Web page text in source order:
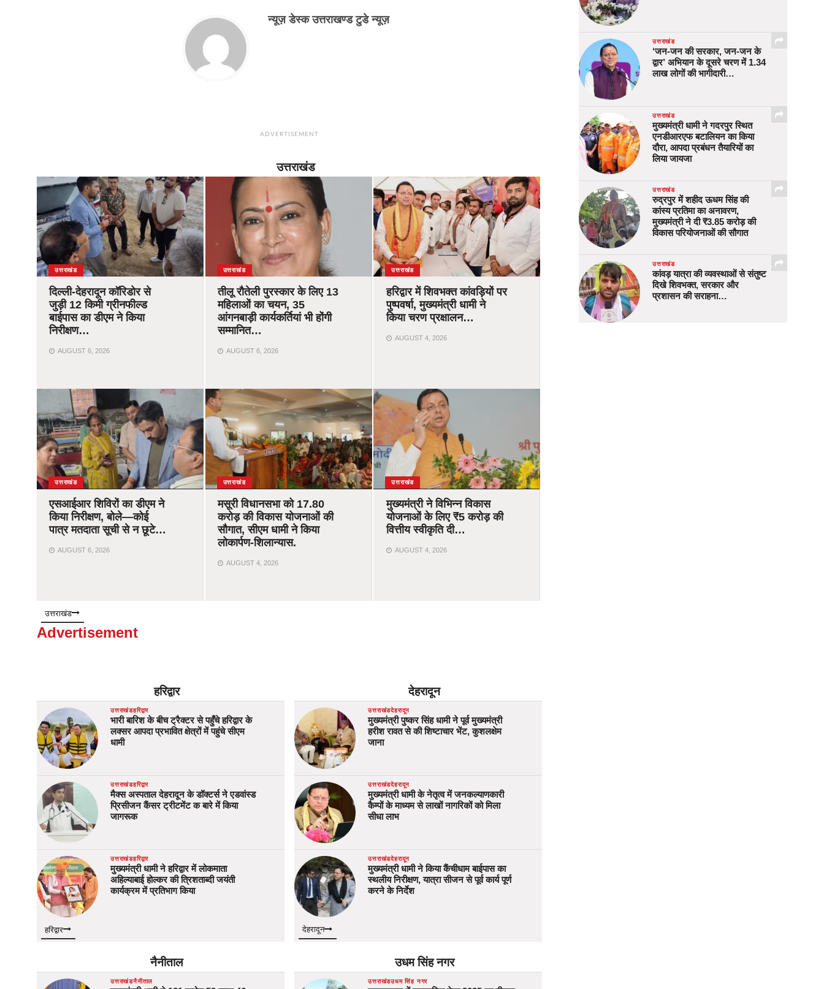
न्यूज़ डेस्क उत्तराखण्ड टुडे न्यूज़
ADVERTISEMENT
उत्तराखंड
उत्तराखंड
दिल्ली-देहरादून कॉरिडोर से
जुड़ी 12 किमी ग्रीनफील्ड
बाईपास का डीएम ने किया
निरीक्षण…
AUGUST 6, 2026
उत्तराखंड
एसआईआर शिविरों का डीएम ने
किया निरीक्षण, बोले—कोई
पात्र मतदाता सूची से न छूटे…
AUGUST 6, 2026
उत्तराखंड
तीलू रौतेली पुरस्कार के लिए 13
महिलाओं का चयन, 35
आंगनबाड़ी कार्यकर्तियां भी होंगी
सम्मानित…
AUGUST 6, 2026
उत्तराखंड
मसूरी विधानसभा को 17.80
करोड़ की विकास योजनाओं की
सौगात, सीएम धामी ने किया
लोकार्पण-शिलान्यास.
AUGUST 4, 2026
उत्तराखंड
हरिद्वार में शिवभक्त कांवड़ियों पर
पुष्पवर्षा, मुख्यमंत्री धामी ने
किया चरण प्रक्षालन…
AUGUST 4, 2026
उत्तराखंड
मुख्यमंत्री ने विभिन्न विकास
योजनाओं के लिए ₹5 करोड़ की
वित्तीय स्वीकृति दी…
AUGUST 4, 2026
उत्तराखंड
Advertisement
हरिद्वार
उत्तराखंडहरिद्वार
भारी बारिश के बीच ट्रैक्टर से पहुँचे हरिद्वार के
लक्सर आपदा प्रभावित क्षेत्रों में पहुंचे सीएम
धामी
उत्तराखंडहरिद्वार
मैक्स अस्पताल देहरादून के डॉक्टर्स ने एडवांस्ड
प्रिसीजन कैंसर ट्रीटमेंट क बारे में किया
जागरूक
उत्तराखंडहरिद्वार
मुख्यमंत्री धामी ने हरिद्वार में लोकमाता
अहिल्याबाई होल्कर की त्रिशताब्दी जयंती
कार्यक्रम में प्रतिभाग किया
हरिद्वार
देहरादून
उत्तराखंडदेहरादून
मुख्यमंत्री पुष्कर सिंह धामी ने पूर्व मुख्यमंत्री
हरीश रावत से की शिष्टाचार भेंट, कुशलक्षेम
जाना
उत्तराखंडदेहरादून
मुख्यमंत्री धामी के नेतृत्व में जनकल्याणकारी
कैम्पों के माध्यम से लाखों नागरिकों को मिला
सीधा लाभ
उत्तराखंडदेहरादून
मुख्यमंत्री धामी ने किया कैंचीधाम बाईपास का
स्थलीय निरीक्षण, यात्रा सीजन से पूर्व कार्य पूर्ण
करने के निर्देश
देहरादून
नैनीताल
उत्तराखंडनैनीताल
उधम सिंह नगर
उत्तराखंडउधम सिंह नगर
उत्तराखंड
‘जन-जन की सरकार, जन-जन के
द्वार’ अभियान के दूसरे चरण में 1.34
लाख लोगों की भागीदारी…
उत्तराखंड
मुख्यमंत्री धामी ने गदरपुर स्थित
एनडीआरएफ बटालियन का किया
दौरा, आपदा प्रबंधन तैयारियों का
लिया जायजा
उत्तराखंड
रुद्रपुर में शहीद ऊधम सिंह की
कांस्य प्रतिमा का अनावरण,
मुख्यमंत्री ने दी ₹3.85 करोड़ की
विकास परियोजनाओं की सौगात
उत्तराखंड
कांवड़ यात्रा की व्यवस्थाओं से संतुष्ट
दिखे शिवभक्त, सरकार और
प्रशासन की सराहना…